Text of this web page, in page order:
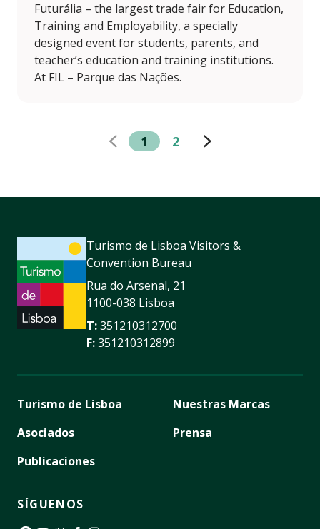
Futurália – the largest trade fair for Education,
Training and Employability, a specially
designed event for students, parents, and
teacher’s education and training institutions.
At FIL – Parque das Nações.
1 2
Turismo de Lisboa Visitors &
Convention Bureau
Rua do Arsenal, 21
1100-038 Lisboa
T:351210312700
F:351210312899
Turismo de Lisboa
Asociados
Publicaciones
Nuestras Marcas
Prensa
SÍGUENOS